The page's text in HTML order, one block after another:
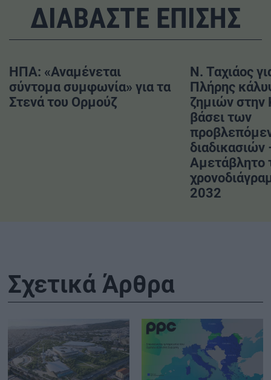
ΔΙΑΒΑΣΤΕ ΕΠΙΣΗΣ
ΗΠΑ: «Αναμένεται
σύντομα συμφωνία» για τα
Στενά του Ορμούζ
Ν. Ταχιάος
Πλήρης
ζημιών στην
βάσει των
διαδικασιών
Αμετάβλητο
2032
Σχετικά Άρθρα